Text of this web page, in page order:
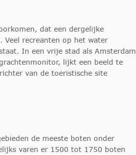
dat een dergelijke
Veel recreanten op het water
In een vrije stad als Amsterdam
lijkt een beeld te
van de toeristische site
de meeste boten onder
varen er 1500 tot 1750 boten